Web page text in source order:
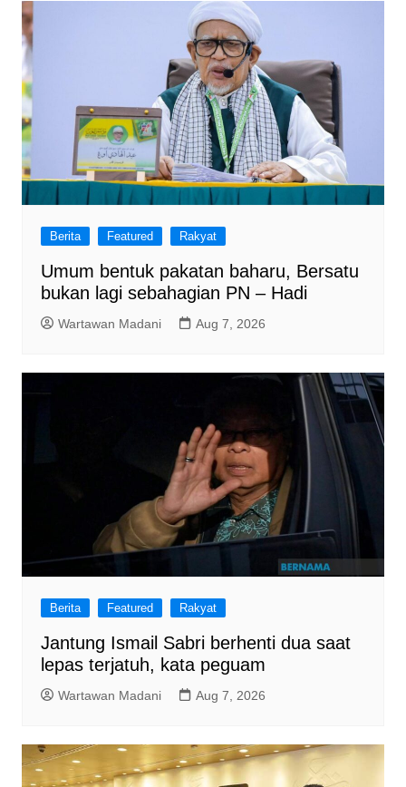
Berita Featured Rakyat
Umum bentuk pakatan baharu, Bersatu
bukan lagi sebahagian PN – Hadi
Wartawan Madani Aug 7, 2026
Berita Featured Rakyat
Jantung Ismail Sabri berhenti dua saat
lepas terjatuh, kata peguam
Wartawan Madani Aug 7, 2026